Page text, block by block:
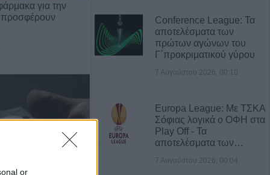
or
για την
Conference League: Τα
αποτελέσματα των
πρώτων αγώνων του
Γ΄προκριματικού γύρου
7 Αυγούστου 2026, 00:10
Europa League: Με ΤΣΚΑ
Σόφιας λογικά ο ΟΦΗ στα
Play Off - Τα
αποτελέσματα των…
7 Αυγούστου 2026, 00:04